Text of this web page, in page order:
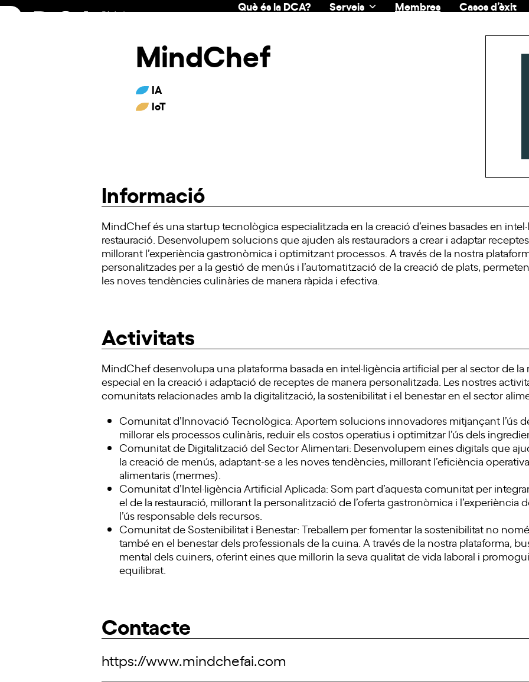
Skip
Què és la DCA? Serveis Membres Casos d’èxit
MindChef
IA
IoT
Informació
MindChef és una startup tecnològica especialitzada en la creació d’eines basades en
restauració. Desenvolupem solucions que ajuden als restauradors a crear i adaptar
millorant l’experiència gastronòmica i optimitzant processos. A través de la nostra
personalitzades per a la gestió de menús i l’automatització de la creació de plats,
les noves tendències culinàries de manera ràpida i efectiva.
Activitats
MindChef desenvolupa una plataforma basada en intel·ligència artificial per al sector de
especial en la creació i adaptació de receptes de manera personalitzada. Les nostres
comunitats relacionades amb la digitalització, la sostenibilitat i el benestar en el sector
Comunitat d’Innovació Tecnològica: Aportem solucions innovadores mitjançant l’ús
millorar els processos culinàris, reduir els costos operatius i optimitzar l’ús dels
Comunitat de Digitalització del Sector Alimentari: Desenvolupem eines digitals que
la creació de menús, adaptant-se a les noves tendències, millorant l’eficiència
alimentaris (mermes).
Comunitat d’Intel·ligència Artificial Aplicada: Som part d’aquesta comunitat per
el de la restauració, millorant la personalització de l’oferta gastronòmica i l’experiència
l’ús responsable dels recursos.
Comunitat de Sostenibilitat i Benestar: Treballem per fomentar la sostenibilitat no
també en el benestar dels professionals de la cuina. A través de la nostra plataforma,
mental dels cuiners, oferint eines que millorin la seva qualitat de vida laboral i
equilibrat.
Contacte
https://www.mindchefai.com